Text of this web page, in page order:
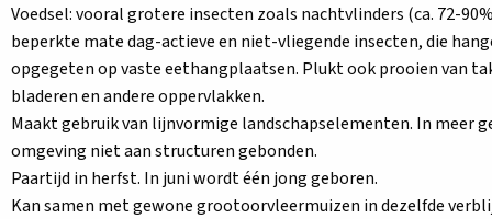
Voedsel: vooral grotere insecten zoals nachtvlinders (ca. 72-
beperkte mate dag-actieve en niet-vliegende insecten, die
opgegeten op vaste eethangplaatsen. Plukt ook prooien van
bladeren en andere oppervlakken.
Maakt gebruik van lijnvormige landschapselementen. In meer
omgeving niet aan structuren gebonden.
Paartijd in herfst. In juni wordt één jong geboren.
Kan samen met gewone grootoorvleermuizen in dezelfde